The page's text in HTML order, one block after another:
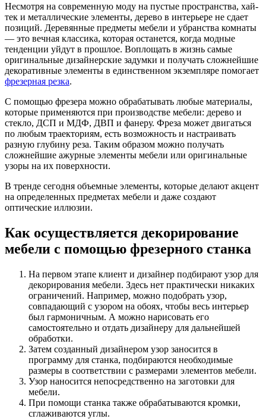
Несмотря на современную моду на пустые пространства, хай-
тек и металлические элементы, дерево в интерьере не сдает
позиций. Деревянные предметы мебели и убранства комнаты
— это вечная классика, которая останется, когда модные
тенденции уйдут в прошлое. Воплощать в жизнь самые
оригинальные дизайнерские задумки и получать сложнейшие
декоративные элементы в единственном экземпляре помогает
фрезерная резка.
С помощью фрезера можно обрабатывать любые материалы,
которые применяются при производстве мебели: дерево и
стекло, ДСП и МДФ, ДВП и фанеру. Фреза может двигаться
по любым траекториям, есть возможность и настраивать
разную глубину реза. Таким образом можно получать
сложнейшие ажурные элементы мебели или оригинальные
узоры на их поверхности.
В тренде сегодня объемные элементы, которые делают акцент
на определенных предметах мебели и даже создают
оптические иллюзии.
Как осуществляется декорирование
мебели с помощью фрезерного станка
На первом этапе клиент и дизайнер подбирают узор для
декорирования мебели. Здесь нет практически никаких
ограничений. Например, можно подобрать узор,
совпадающий с узором на обоях, чтобы весь интерьер
был гармоничным. А можно нарисовать его
самостоятельно и отдать дизайнеру для дальнейшей
обработки.
Затем созданный дизайнером узор заносится в
программу для станка, подбираются необходимые
размеры в соответствии с размерами элементов мебели.
Узор наносится непосредственно на заготовки для
мебели.
При помощи станка также обрабатываются кромки,
сглаживаются углы.